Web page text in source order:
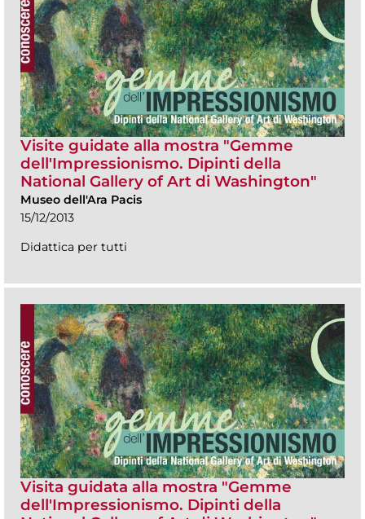
Visite guidate alla mostra "Gemme
dell'Impressionismo. Dipinti della
National Gallery of Art di Washington"
Museo dell'Ara Pacis
15/12/2013
Didattica per tutti
Visita guidata alla mostra "Gemme
dell'Impressionismo. Dipinti della